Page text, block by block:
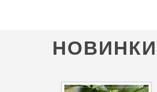
НОВИНКИ